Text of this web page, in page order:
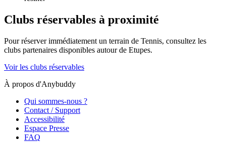
Clubs réservables à proximité
Pour réserver immédiatement un terrain de Tennis, consultez les
clubs partenaires disponibles autour de Etupes.
Voir les clubs réservables
À propos d'Anybuddy
Qui sommes-nous ?
Contact / Support
Accessibilité
Espace Presse
FAQ